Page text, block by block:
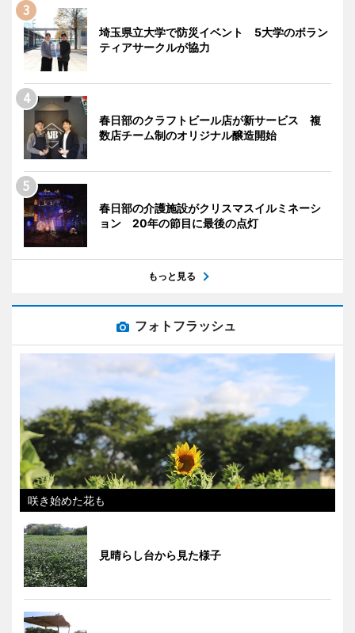
埼玉県立大学で防災イベント 5大学のボラン
ティアサークルが協力
春日部のクラフトビール店が新サービス 複
数店チーム制のオリジナル醸造開始
春日部の介護施設がクリスマスイルミネーシ
ョン 20年の節目に最後の点灯
もっと見る
フォトフラッシュ
咲き始めた花も
見晴らし台から見た様子